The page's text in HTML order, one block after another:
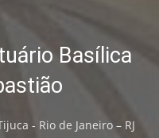
Basílica
- Rio de Janeiro – RJ